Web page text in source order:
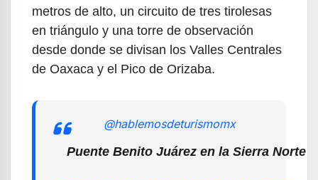
metros de alto, un circuito de tres tirolesas
en triángulo y una torre de observación
desde donde se divisan los Valles Centrales
de Oaxaca y el Pico de Orizaba.
@hablemosdeturismomx
Puente Benito Juárez en la Sierra Norte